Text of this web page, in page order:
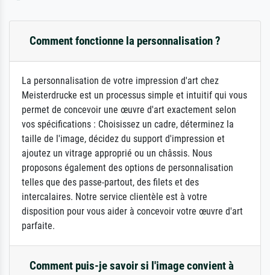
Comment fonctionne la personnalisation ?
La personnalisation de votre impression d'art chez
Meisterdrucke est un processus simple et intuitif qui vous
permet de concevoir une œuvre d'art exactement selon
vos spécifications : Choisissez un cadre, déterminez la
taille de l'image, décidez du support d'impression et
ajoutez un vitrage approprié ou un châssis. Nous
proposons également des options de personnalisation
telles que des passe-partout, des filets et des
intercalaires. Notre service clientèle est à votre
disposition pour vous aider à concevoir votre œuvre d'art
parfaite.
Comment puis-je savoir si l'image convient à